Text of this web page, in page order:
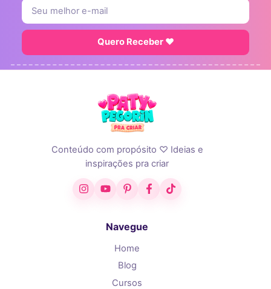
Quero Receber ♥
Conteúdo com propósito ♡ Ideias e
inspirações pra criar
InstagramYouTubePinterestFacebook
TikTok
Navegue
Home
Blog
Cursos